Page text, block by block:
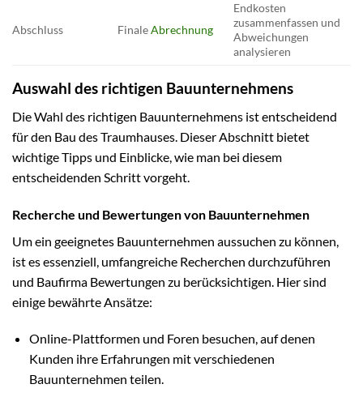
Abschluss FinaleAbrechnung
Endkosten
zusammenfassen und
Abweichungen
analysieren
Auswahl des richtigen Bauunternehmens
Die Wahl des richtigen Bauunternehmens ist entscheidend
für den Bau des Traumhauses. Dieser Abschnitt bietet
wichtige Tipps und Einblicke, wie man bei diesem
entscheidenden Schritt vorgeht.
Recherche und Bewertungen von Bauunternehmen
Um ein geeignetes Bauunternehmen aussuchen zu können,
ist es essenziell, umfangreiche Recherchen durchzuführen
und Baufirma Bewertungen zu berücksichtigen. Hier sind
einige bewährte Ansätze:
Online-Plattformen und Foren besuchen, auf denen
Kunden ihre Erfahrungen mit verschiedenen
Bauunternehmen teilen.